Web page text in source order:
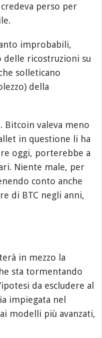
perso per
improbabili,
ricostruzioni su
solleticano
della
Bitcoin valeva meno
in questione li ha
oggi, porterebbe a
Niente male, per
conto anche
di BTC negli anni,
in mezzo la
sta tormentando
da escludere al
impiegata nel
modelli più avanzati,